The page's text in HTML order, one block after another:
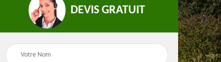
DEVIS GRATUIT